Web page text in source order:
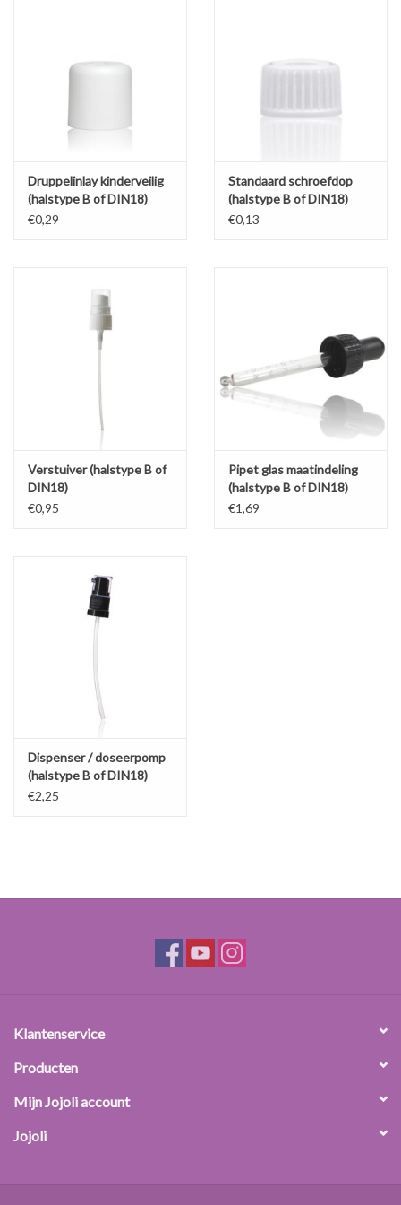
Het pompje is geschikt voor olie, fluïde en lotion.
Druppelinlay kinderveilig
(halstype B of DIN18)
€0,29
Standaard schroefdop
(halstype B of DIN18)
€0,13
Verstuiver (halstype B of
DIN18)
€0,95
Pipet glas maatindeling
(halstype B of DIN18)
€1,69
Dispenser / doseerpomp
(halstype B of DIN18)
€2,25
Klantenservice
Producten
Mijn Jojoli account
Jojoli